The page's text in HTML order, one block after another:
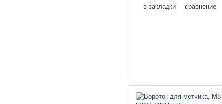
в закладки сравнение